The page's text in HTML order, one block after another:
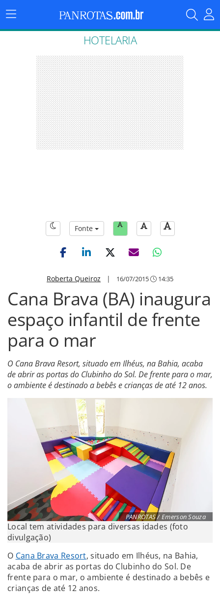
Menu
Principal
HOTELARIA
Fonte
Roberta Queiroz | 16/07/2015 14:35
Cana Brava (BA) inaugura
espaço infantil de frente
para o mar
O Cana Brava Resort, situado em Ilhéus, na Bahia, acaba
de abrir as portas do Clubinho do Sol. De frente para o mar,
o ambiente é destinado a bebês e crianças de até 12 anos.
PANROTAS / Emerson Souza
Local tem atividades para diversas idades (foto
divulgação)
O Cana Brava Resort, situado em Ilhéus, na Bahia,
acaba de abrir as portas do Clubinho do Sol. De
frente para o mar, o ambiente é destinado a bebês e
crianças de até 12 anos.